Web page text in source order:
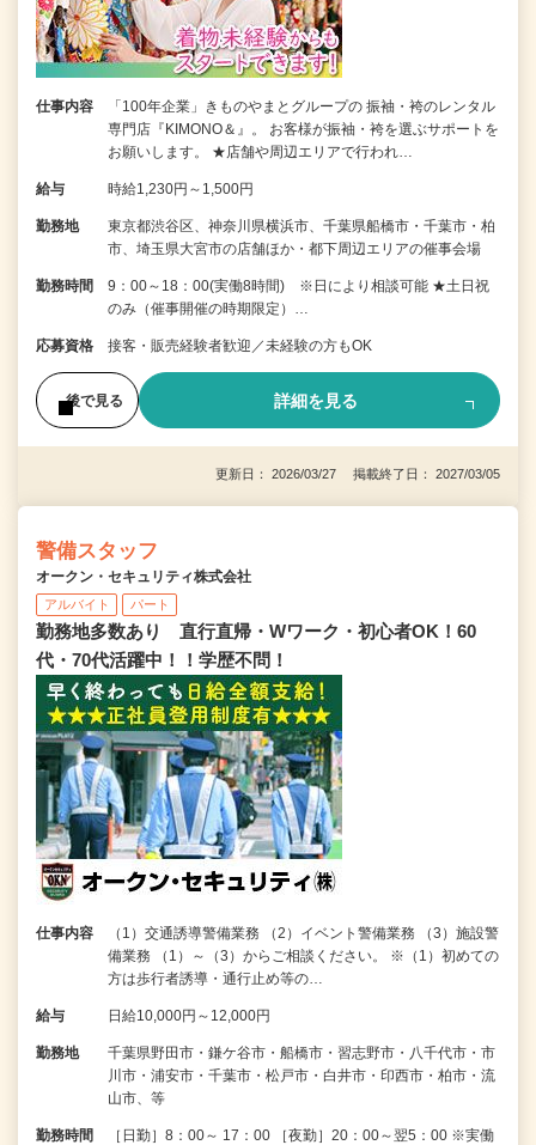
仕事内容
「100年企業」きものやまとグループの 振袖・袴のレンタル
専門店『KIMONO＆』。 お客様が振袖・袴を選ぶサポートを
お願いします。 ★店舗や周辺エリアで行われ…
給与 時給1,230円～1,500円
勤務地
東京都渋谷区、神奈川県横浜市、千葉県船橋市・千葉市・柏
市、埼玉県大宮市の店舗ほか・都下周辺エリアの催事会場
勤務時間
9：00～18：00(実働8時間) ※日により相談可能 ★土日祝
のみ（催事開催の時期限定）…
応募資格 接客・販売経験者歓迎／未経験の方もOK
後で見る 詳細を見る
更新日： 2026/03/27 掲載終了日： 2027/03/05
警備スタッフ
オークン・セキュリティ株式会社
アルバイト パート
勤務地多数あり 直行直帰・Wワーク・初心者OK！60
代・70代活躍中！！学歴不問！
仕事内容
（1）交通誘導警備業務 （2）イベント警備業務 （3）施設警
備業務 （1）～（3）からご相談ください。 ※（1）初めての
方は歩行者誘導・通行止め等の…
給与 日給10,000円～12,000円
勤務地
千葉県野田市・鎌ケ谷市・船橋市・習志野市・八千代市・市
川市・浦安市・千葉市・松戸市・白井市・印西市・柏市・流
山市、等
勤務時間
［日勤］8：00～ 17：00 ［夜勤］20：00～翌5：00 ※実働